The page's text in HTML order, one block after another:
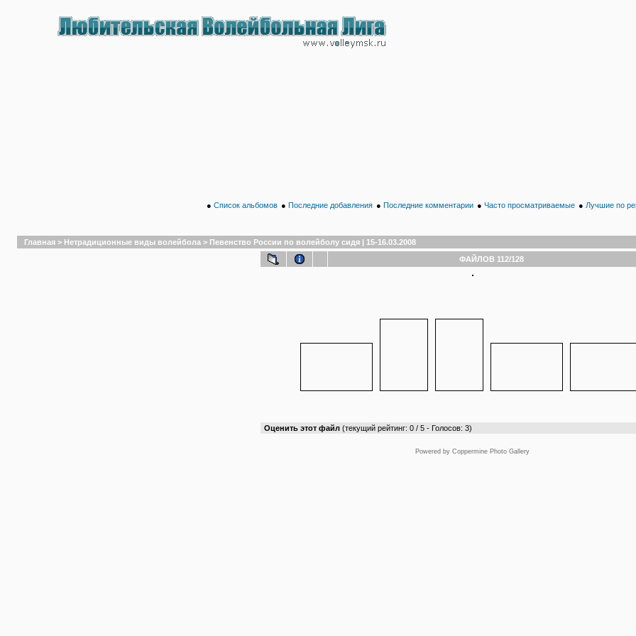
● Список альбомов ● Последние добавления ● Последние комментарии ● Часто просматриваемые ● Лучшие по
Главная > Нетрадиционные виды волейбола > Певенство России по волейболу сидя | 15-16.03.2008
ФАЙЛОВ 112/128
Оценить этот файл (текущий рейтинг: 0 / 5 - Голосов: 3)
Powered by Coppermine Photo Gallery